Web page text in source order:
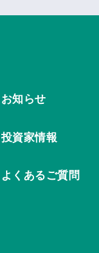
お知らせ
投資家情報
よくあるご質問